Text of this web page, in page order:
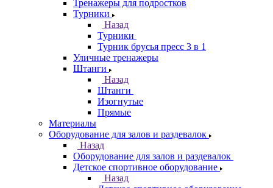
Тренажеры для подростков
Турники
Назад
Турники
Турник брусья пресс 3 в 1
Уличные тренажеры
Штанги
Назад
Штанги
Изогнутые
Прямые
Материалы
Оборудование для залов и раздевалок
Назад
Оборудование для залов и раздевалок
Детское спортивное оборудование
Назад